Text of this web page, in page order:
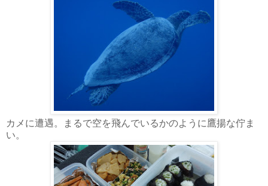
カメに遭遇。まるで空を飛んでいるかのように鷹揚な佇ま
い。